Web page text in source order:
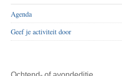
Agenda
Geef je activiteit door